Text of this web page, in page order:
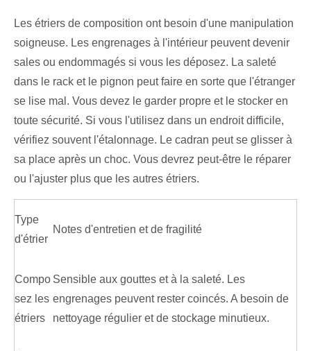
Les étriers de composition ont besoin d'une manipulation
soigneuse. Les engrenages à l'intérieur peuvent devenir
sales ou endommagés si vous les déposez. La saleté
dans le rack et le pignon peut faire en sorte que l'étranger
se lise mal. Vous devez le garder propre et le stocker en
toute sécurité. Si vous l'utilisez dans un endroit difficile,
vérifiez souvent l'étalonnage. Le cadran peut se glisser à
sa place après un choc. Vous devrez peut-être le réparer
ou l'ajuster plus que les autres étriers.
Type
d'étrier
Notes d'entretien et de fragilité
Compo
sez les
étriers
Sensible aux gouttes et à la saleté. Les
engrenages peuvent rester coincés. A besoin de
nettoyage régulier et de stockage minutieux.